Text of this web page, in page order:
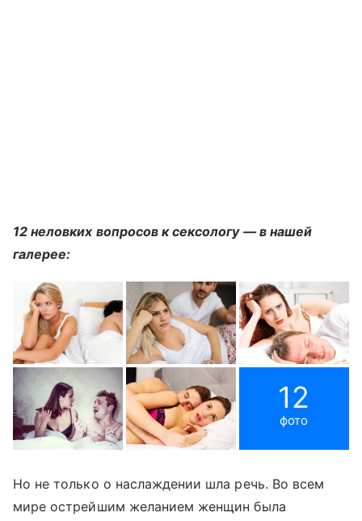
12 неловких вопросов к сексологу — в нашей
галерее:
12
фото
Но не только о наслаждении шла речь. Во всем
мире острейшим желанием женщин была